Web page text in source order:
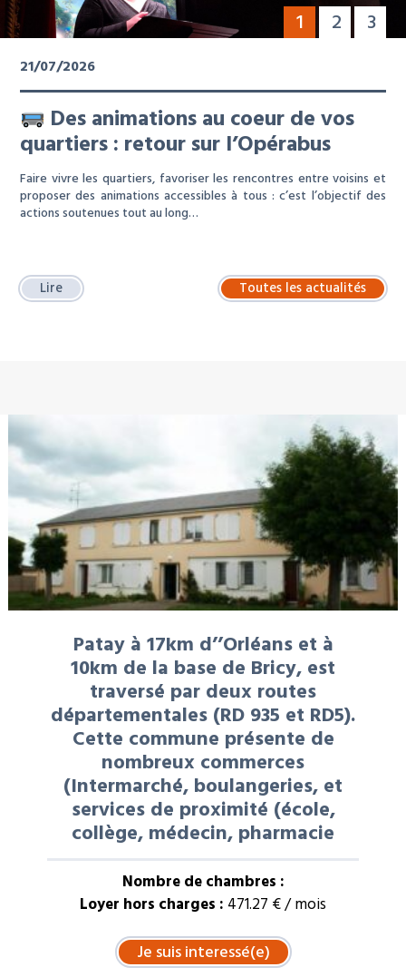
1 2 3
21/07/2026
Des animations au coeur de vos
quartiers : retour sur l’Opérabus
Faire vivre les quartiers, favoriser les rencontres entre voisins et
proposer des animations accessibles à tous : c’est l’objectif des
actions soutenues tout au long…
Lire Toutes les actualités
Patay à 17km d’’Orléans et à
10km de la base de Bricy, est
traversé par deux routes
départementales (RD 935 et RD5).
Cette commune présente de
nombreux commerces
(Intermarché, boulangeries, et
services de proximité (école,
collège, médecin, pharmacie
Nombre de chambres :
Loyer hors charges : 471.27 € / mois